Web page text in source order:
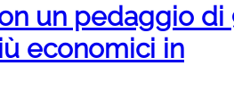
un pedaggio di
economici in